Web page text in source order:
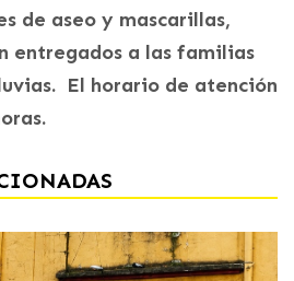
de aseo y mascarillas,
entregados a las familias
El horario de atención